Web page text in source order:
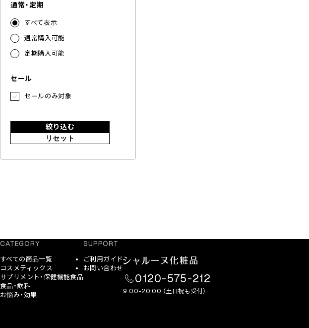
通常・定期
すべて表示
通常購入可能
定期購入可能
セール
セールのみ対象
絞り込む
リセット
CATEGORY
すべての商品一覧
コスメティックス
サプリメント・保健機能食品
食品・飲料
お悩み・効果
SUPPORT
ご利用ガイド
お問い合わせ
0120-575-212
9:00-20:00 （土日祝も受付）